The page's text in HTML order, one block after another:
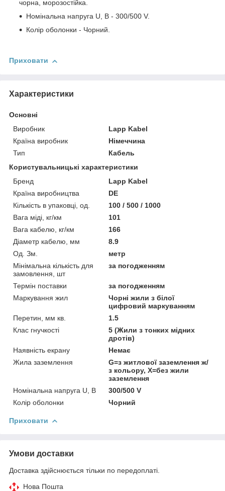
чорна, морозостійка.
Номінальна напруга U, В - 300/500 V.
Колір оболонки - Чорний.
Приховати
Характеристики
Основні
Виробник
Lapp Kabel
Країна виробник
Німеччина
Тип
Кабель
Користувальницькі характеристики
Бренд
Lapp Kabel
Країна виробництва
DE
Кількість в упаковці, од.
100 / 500 / 1000
Вага міді, кг/км
101
Вага кабелю, кг/км
166
Діаметр кабелю, мм
8.9
Од. Зм.
метр
Мінімальна кількість для
замовлення, шт
за погодженням
Термін поставки
за погодженням
Маркування жил
Чорні жили з білої
цифровий маркуванням
Перетин, мм кв.
1.5
Клас гнучкості
5 (Жили з тонких мідних
дротів)
Наявність екрану
Немає
Жила заземлення
G=з житлової заземлення ж/
з кольору, Х=без жили
заземлення
Номінальна напруга U, В
300/500 V
Колір оболонки
Чорний
Приховати
Умови доставки
Доставка здійснюється тільки по передоплаті.
Нова Пошта